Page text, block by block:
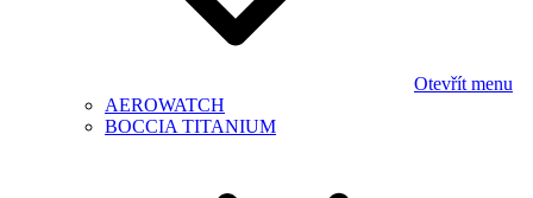
Otevřít menu
AEROWATCH
BOCCIA TITANIUM